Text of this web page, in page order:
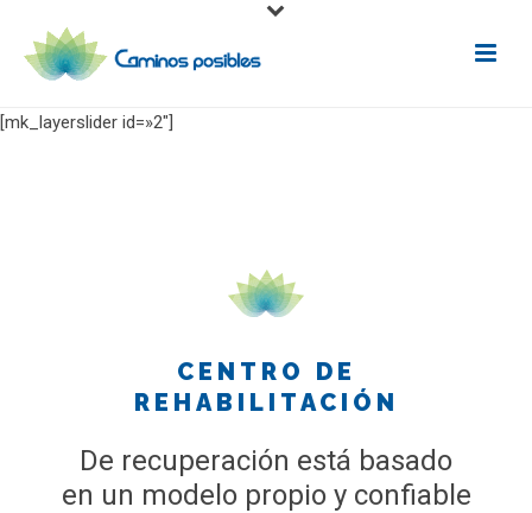
[mk_layerslider id=»2″]
CENTRO DE
REHABILITACIÓN
De recuperación está basado
en un modelo propio y confiable